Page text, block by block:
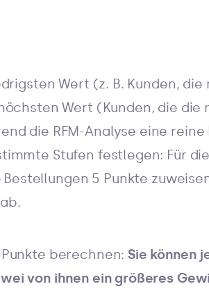
Wert (z. B. Kunden, die
Wert (Kunden, die die
die RFM-Analyse eine reine
Stufen festlegen: Für
Bestellungen 5 Punkte
Punkte berechnen:Sie können
von ihnen ein größeres